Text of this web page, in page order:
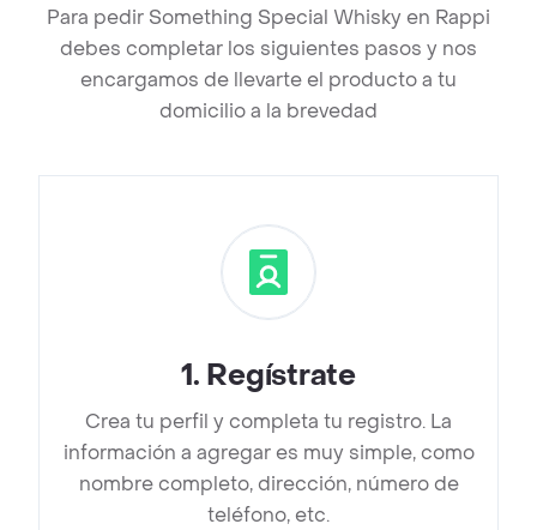
Para pedir Something Special Whisky en Rappi
debes completar los siguientes pasos y nos
encargamos de llevarte el producto a tu
domicilio a la brevedad
1. Regístrate
Crea tu perfil y completa tu registro. La
información a agregar es muy simple, como
nombre completo, dirección, número de
teléfono, etc.